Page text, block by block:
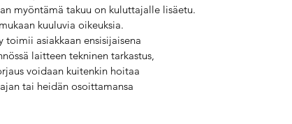
myöntämä takuu on kuluttajalle lisäetu.
kuuluvia oikeuksia.
toimii asiakkaan ensisijaisena
laitteen tekninen tarkastus,
voidaan kuitenkin hoitaa
tai heidän osoittamansa